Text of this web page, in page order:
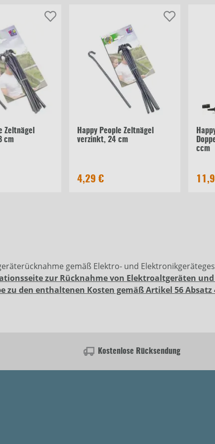
Zeltnägel
cm
Happy People Zeltnägel
verzinkt, 24 cm
4,29 €
ccm
gemäß Elektro- und
zur Rücknahme von Elektroaltgeräten
zu den enthaltenen Kosten gemäß Artikel 56
Kostenlose Rücksendung